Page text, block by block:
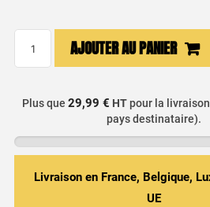
liquide
Verte
10ml
AJOUTER AU PANIER
Plus que 29,99 € HTpour la
pays destinataire).
Livraison en France, Belgique,
UE